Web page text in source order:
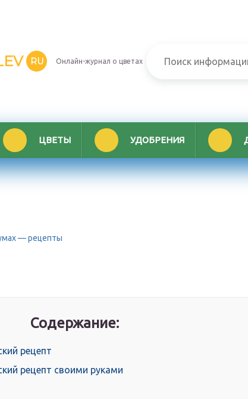
RU Онлайн-журнал о цветах
ЦВЕТЫ УДОБРЕНИЯ
— рецепты
Содержание:
рецепт
рецепт своими руками